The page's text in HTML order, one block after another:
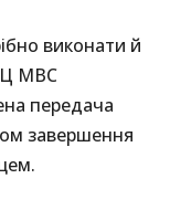
виконати й
МВС
передача
завершення